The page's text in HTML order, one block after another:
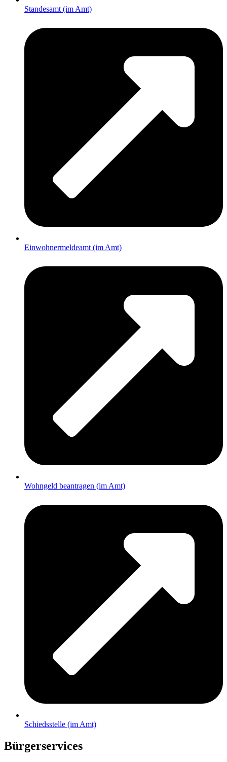
Standesamt (im Amt)
Einwohnermeldeamt (im Amt)
Wohngeld beantragen (im Amt)
Schiedsstelle (im Amt)
Bürgerservices